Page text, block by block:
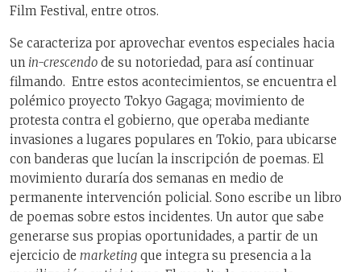
Film Festival, entre otros.
Se caracteriza por aprovechar eventos especiales hacia
un in-crescendo de su notoriedad, para así continuar
filmando. Entre estos acontecimientos, se encuentra el
polémico proyecto Tokyo Gagaga; movimiento de
protesta contra el gobierno, que operaba mediante
invasiones a lugares populares en Tokio, para ubicarse
con banderas que lucían la inscripción de poemas. El
movimiento duraría dos semanas en medio de
permanente intervención policial. Sono escribe un libro
de poemas sobre estos incidentes. Un autor que sabe
generarse sus propias oportunidades, a partir de un
ejercicio de marketing que integra su presencia a la